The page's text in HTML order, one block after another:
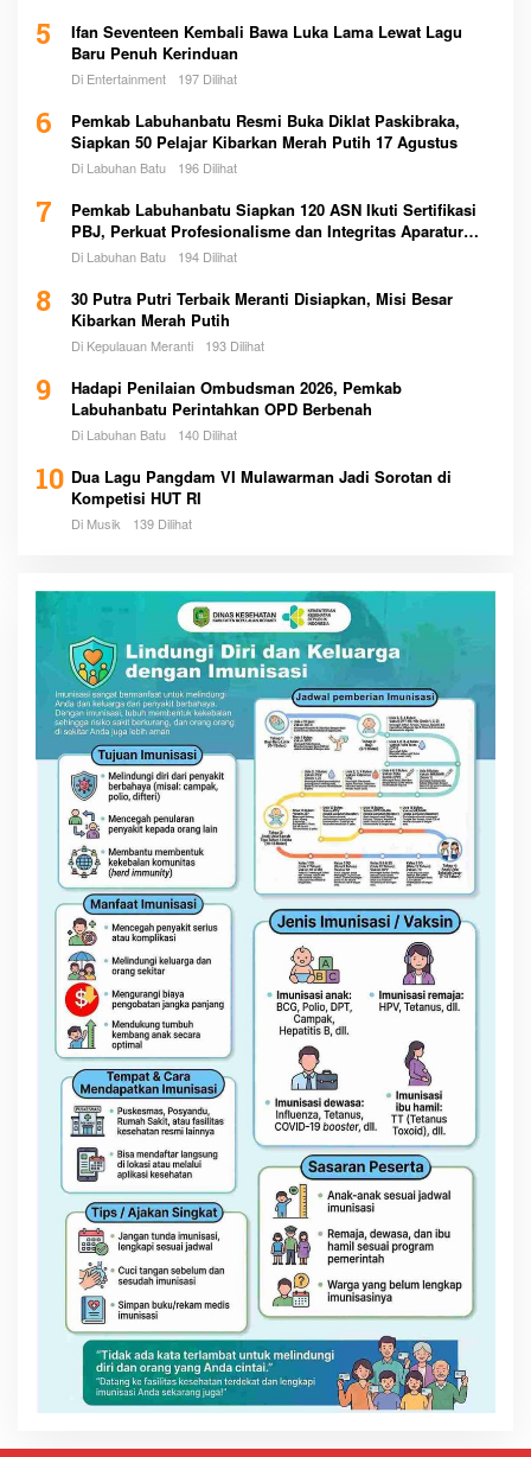
5
Ifan Seventeen Kembali Bawa Luka Lama Lewat Lagu
Baru Penuh Kerinduan
Di Entertainment 197 Dilihat
6
Pemkab Labuhanbatu Resmi Buka Diklat Paskibraka,
Siapkan 50 Pelajar Kibarkan Merah Putih 17 Agustus
Di Labuhan Batu 196 Dilihat
7
Pemkab Labuhanbatu Siapkan 120 ASN Ikuti Sertifikasi
PBJ, Perkuat Profesionalisme dan Integritas Aparatur
Pemerintah
Di Labuhan Batu 194 Dilihat
8
30 Putra Putri Terbaik Meranti Disiapkan, Misi Besar
Kibarkan Merah Putih
Di Kepulauan Meranti 193 Dilihat
9
Hadapi Penilaian Ombudsman 2026, Pemkab
Labuhanbatu Perintahkan OPD Berbenah
Di Labuhan Batu 140 Dilihat
10 Dua Lagu Pangdam VI Mulawarman Jadi Sorotan di
Kompetisi HUT RI
Di Musik 139 Dilihat